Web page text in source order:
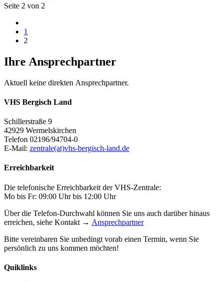
Seite 2 von 2
1
2
Ihre Ansprechpartner
Aktuell keine direkten Ansprechpartner.
VHS Bergisch Land
Schillerstraße 9
42929 Wermelskirchen
Telefon 02196/94704-0
E-Mail: zentrale(at)vhs-bergisch-land.de
Erreichbarkeit
Die telefonische Erreichbarkeit der VHS-Zentrale:
Mo bis Fr: 09:00 Uhr bis 12:00 Uhr
Über die Telefon-Durchwahl können Sie uns auch darüber hinaus
erreichen, siehe Kontakt → Ansprechpartner
Bitte vereinbaren Sie unbedingt vorab einen Termin, wenn Sie
persönlich zu uns kommen möchten!
Quiklinks